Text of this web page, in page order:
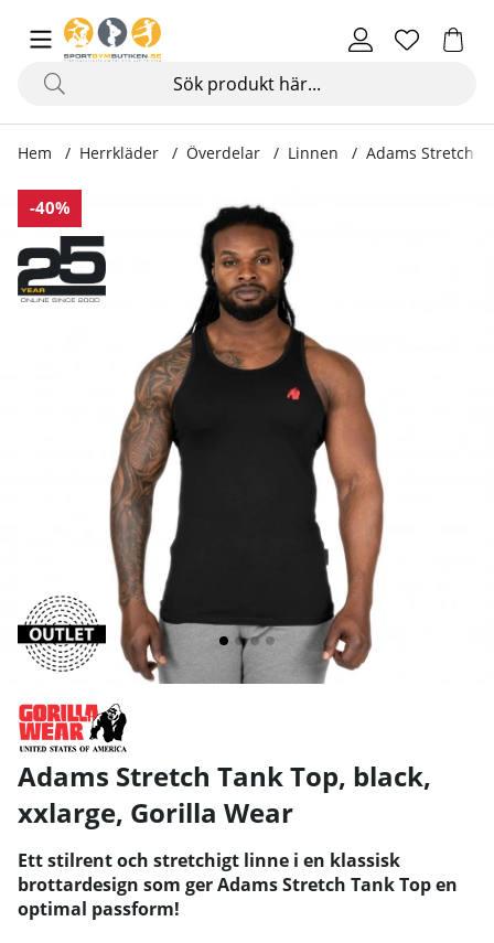
Hem Herrkläder Överdelar Linnen Adams Stretch
-40%
Produktbilder Adams Stretch Tank Top, black
Adams Stretch Tank Top, black,
xxlarge, Gorilla Wear
Ett stilrent och stretchigt linne i en klassisk
brottardesign som ger Adams Stretch Tank Top en
optimal passform!